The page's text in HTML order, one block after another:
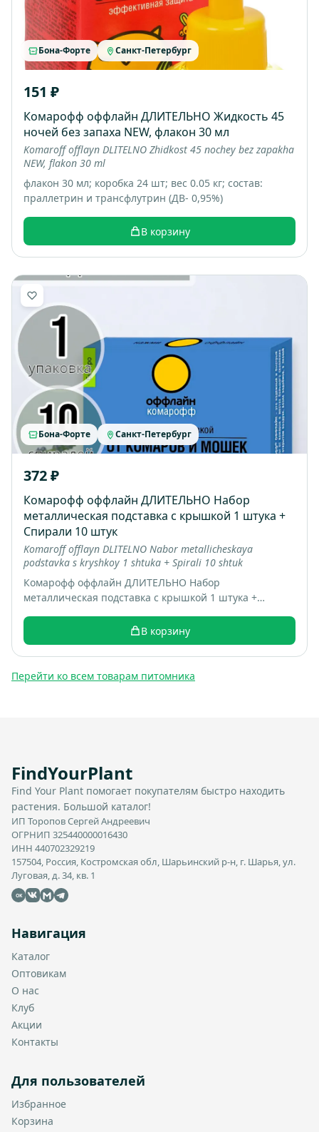
Бона-Форте Санкт-Петербург
151 ₽
Комарофф оффлайн ДЛИТЕЛЬНО Жидкость 45
ночей без запаха NEW, флакон 30 мл
Komaroff offlayn DLITELNO Zhidkost 45 nochey bez zapakha
NEW, flakon 30 ml
флакон 30 мл; коробка 24 шт; вес 0.05 кг; состав:
праллетрин и трансфлутрин (ДВ- 0,95%)
В корзину
Бона-Форте Санкт-Петербург
372 ₽
Комарофф оффлайн ДЛИТЕЛЬНО Набор
металлическая подставка с крышкой 1 штука +
Спирали 10 штук
Komaroff offlayn DLITELNO Nabor metallicheskaya
podstavka s kryshkoy 1 shtuka + Spirali 10 shtuk
Комарофф оффлайн ДЛИТЕЛЬНО Набор
металлическая подставка с крышкой 1 штука +
В корзину
Перейти ко всем товарам питомника
FindYourPlant
Find Your Plant помогает покупателям быстро находить
растения. Большой каталог!
ИП Торопов Сергей Андреевич
ОГРНИП 325440000016430
ИНН 440702329219
157504, Россия, Костромская обл, Шарьинский р-н, г. Шарья, ул.
Луговая, д. 34, кв. 1
OK
Навигация
Каталог
Оптовикам
О нас
Клуб
Акции
Контакты
Для пользователей
Избранное
Корзина